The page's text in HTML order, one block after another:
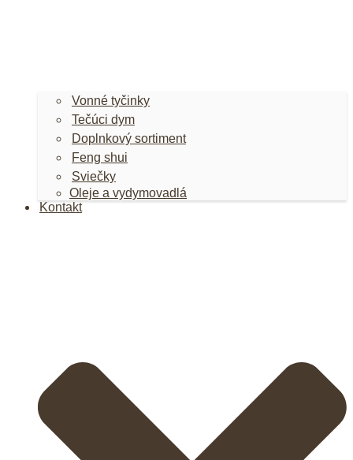
Vonné tyčinky
Tečúci dym
Doplnkový sortiment
Feng shui
Sviečky
Oleje a vydymovadlá
Kontakt